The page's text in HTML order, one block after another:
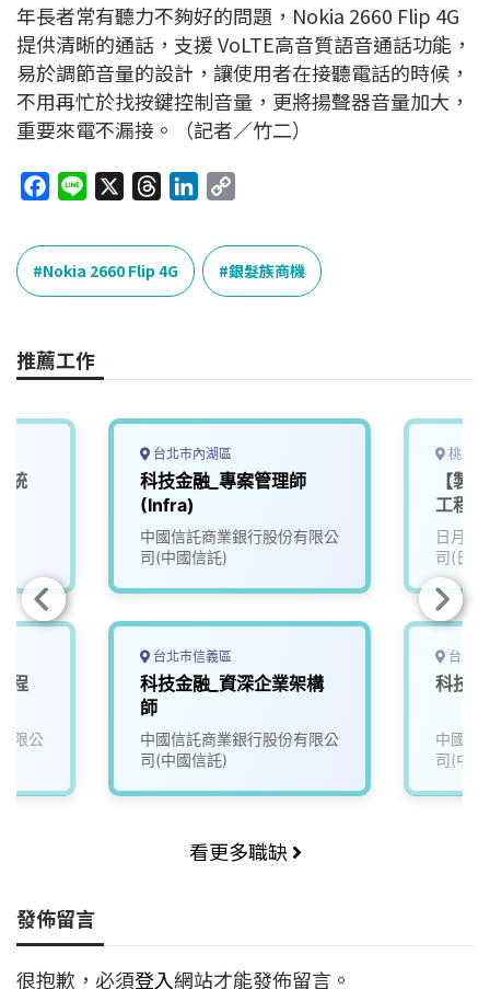
年長者常有聽力不夠好的問題，Nokia 2660 Flip 4G
提供清晰的通話，支援 VoLTE高音質語音通話功能，
易於調節音量的設計，讓使用者在接聽電話的時候，
不用再忙於找按鍵控制音量，更將揚聲器音量加大，
重要來電不漏接。（記者／竹二）
c
e
b
o
k
n
e
r
e
a
k
n
p
y
L
k
Nokia 2660 Flip 4G 銀髮族商機
推薦工作
統
程
限公
台北市內湖區
科技金融_專案管理師
(Infra)
中國信託商業銀行股份有限公
司(中國信託)
台北市信義區
科技金融_資深企業架構
師
中國信託商業銀行股份有限公
司(中國信託)
桃園
【製
工程
Chip/
日月光
司(日
台北
科技
中國信
司(中
看更多職缺
發佈留言
很抱歉，必須登入網站才能發佈留言。